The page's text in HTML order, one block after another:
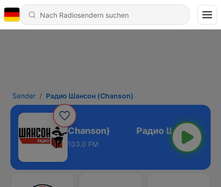
Sender Радио Шансон (Chanson)
Шансон (Chanson)
103.0 FM